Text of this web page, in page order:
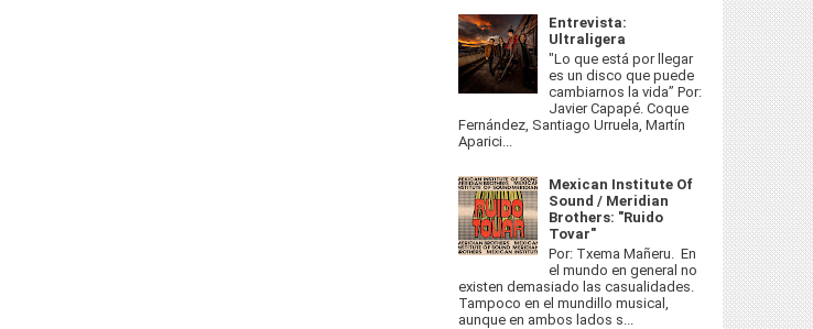
Entrevista:
Ultraligera
"Lo que está por llegar
es un disco que puede
cambiarnos la vida” Por:
Javier Capapé. Coque
Fernández, Santiago Urruela, Martín
Aparici...
Mexican Institute Of
Sound / Meridian
Brothers: "Ruido
Tovar"
Por: Txema Mañeru. En
el mundo en general no
existen demasiado las casualidades.
Tampoco en el mundillo musical,
aunque en ambos lados s...